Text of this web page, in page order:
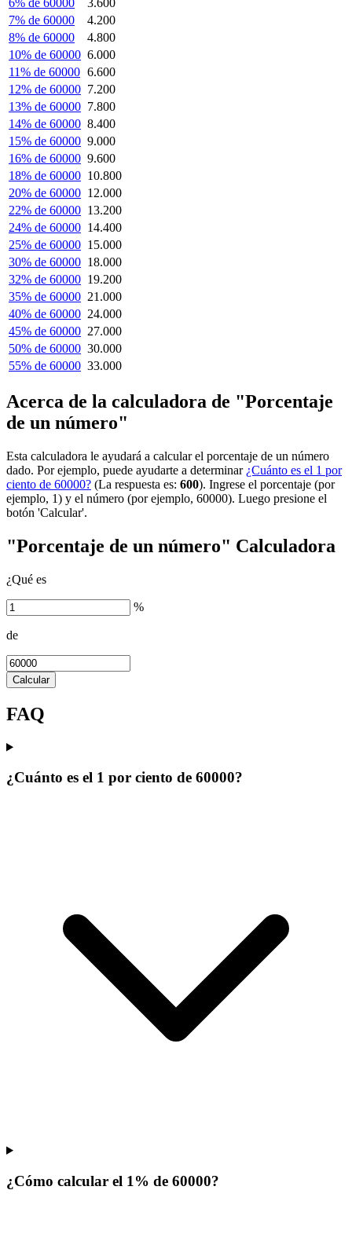
6% de 60000
3.600
7% de 60000
4.200
8% de 60000
4.800
10% de 60000 6.000
11% de 60000 6.600
12% de 60000 7.200
13% de 60000 7.800
14% de 60000 8.400
15% de 60000 9.000
16% de 60000 9.600
18% de 60000 10.800
20% de 60000 12.000
22% de 60000 13.200
24% de 60000 14.400
25% de 60000 15.000
30% de 60000 18.000
32% de 60000 19.200
35% de 60000 21.000
40% de 60000 24.000
45% de 60000 27.000
50% de 60000 30.000
55% de 60000 33.000
Acerca de la calculadora de "Porcentaje
de un número"
Esta calculadora le ayudará a calcular el porcentaje de un número
dado. Por ejemplo, puede ayudarte a determinar ¿Cuánto es el 1 por
ciento de 60000? (La respuesta es: 600). Ingrese el porcentaje (por
ejemplo, 1) y el número (por ejemplo, 60000). Luego presione el
botón 'Calcular'.
"Porcentaje de un número" Calculadora
¿Qué es
%
de
Calcular
FAQ
¿Cuánto es el 1 por ciento de 60000?
¿Cómo calcular el 1% de 60000?